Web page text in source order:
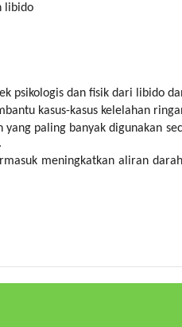
libido
psikologis dan fisik dari libido
kasus-kasus kelelahan
paling banyak digunakan
meningkatkan aliran